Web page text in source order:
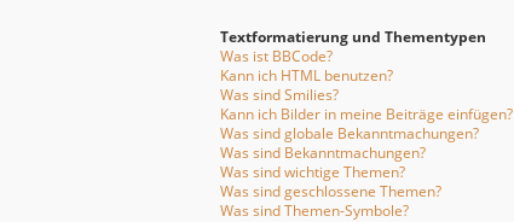
Textformatierung und Thementypen
Was ist BBCode?
Kann ich HTML benutzen?
Was sind Smilies?
Kann ich Bilder in meine Beiträge einfügen?
Was sind globale Bekanntmachungen?
Was sind Bekanntmachungen?
Was sind wichtige Themen?
Was sind geschlossene Themen?
Was sind Themen-Symbole?